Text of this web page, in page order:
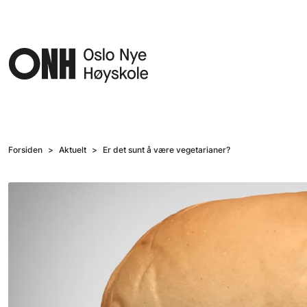
Forsiden Aktuelt Er det sunt å være vegetarianer?